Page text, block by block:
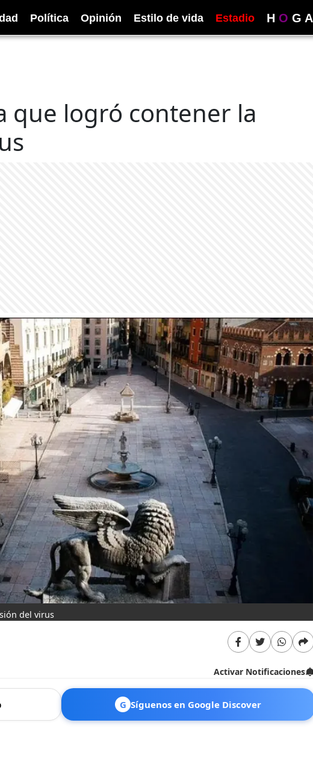
Política Opinión Estilo de vida Estadio H O G A
que logró contener la
del virus
Activar Notificaciones
G Síguenos en Google Discover